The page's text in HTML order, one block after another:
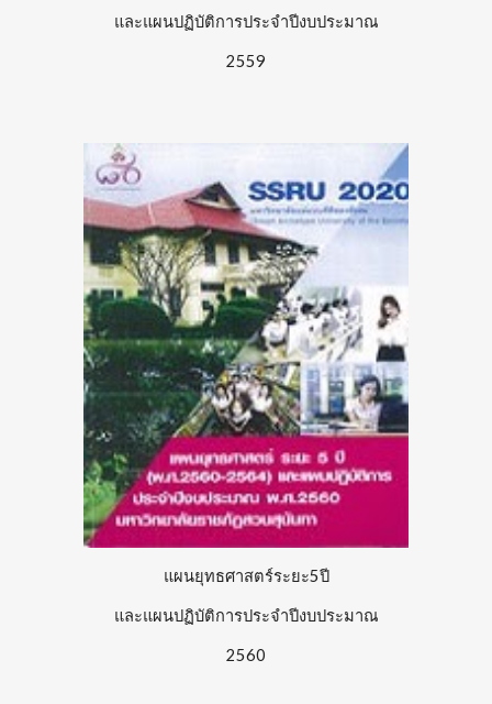
และแผนปฏิบัติการประจำปีงบประมาณ
2559
แผนยุทธศาสตร์ระยะ5ปี
และแผนปฏิบัติการประจำปีงบประมาณ
2560